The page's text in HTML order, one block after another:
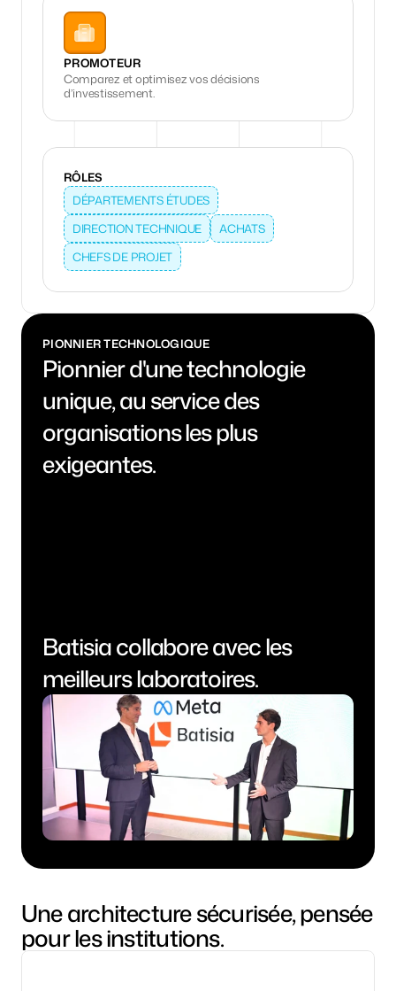
PROMOTEUR
Comparez et optimisez vos décisions
d’investissement.
RÔLES
DÉPARTEMENTS ÉTUDES
DIRECTION TECHNIQUE
ACHATS
CHEFS DE PROJET
PIONNIER TECHNOLOGIQUE
Pionnier d'une technologie
unique, au service des
organisations les plus
exigeantes.
Batisia collabore avec les
meilleurs laboratoires.
Une architecture sécurisée, pensée
pour les institutions.